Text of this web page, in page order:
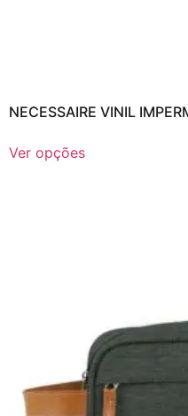
NECESSAIRE VINIL
Ver opções